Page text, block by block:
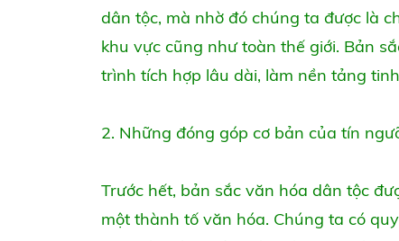
dân tộc, mà nhờ đó chúng ta được là
khu vực cũng như toàn thế giới. Bản
trình tích hợp lâu dài, làm nền tảng
2. Những đóng góp cơ bản của tín
Trước hết, bản sắc văn hóa dân tộc
một thành tố văn hóa. Chúng ta có